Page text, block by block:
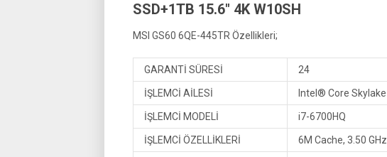
SSD+1TB 15.6″ 4K W10SH
MSI GS60 6QE-445TR Özellikleri;
GARANTİ SÜRESİ 24
İŞLEMCİ AİLESİ Intel® Core Skylake
İŞLEMCİ MODELİ i7-6700HQ
İŞLEMCİ ÖZELLİKLERİ 6M Cache, 3.50 GHz